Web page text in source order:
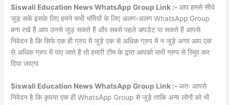
Siswali Education News WhatsApp Group Link :-आप हमसे सीधे
जुड़ सकें इसके लिए हमने सभी भर्तियों के लिए अलग-अलग WhatsApp Group
बना रखे हैं आप उनसे जुड़ सकते हैं और सबसे पहले अपडेट पा सकते हैं आपसे
निवेदन है कि सिर्फ एक ही ग्रुप में जुड़े एक से अधिक ग्रुप में न जुड़े अगर आप एक
से अधिक ग्रुप में पाए जाते हैं तो हमारी टीम के द्वारा आपको सभी ग्रुप से रिमूव कर
दिया जाएगा
Siswali Education News WhatsApp Group Link :-अतः आपसे
निवेदन है कि कृपया एक ही WhatsApp Group से जुड़े ताकि अन्य लोगों को भी